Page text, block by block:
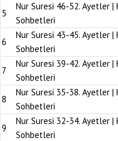
5
Nur Suresi 46-52. Ayetler |
Sohbetleri
6
Nur Suresi 43-45. Ayetler |
Sohbetleri
7
Nur Suresi 39-42. Ayetler |
Sohbetleri
8
Nur Suresi 35-38. Ayetler |
Sohbetleri
9
Nur Suresi 32-34. Ayetler |
Sohbetleri